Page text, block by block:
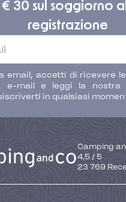
€ 30 sul soggiorno
registrazione
email, accetti di ricevere
e-mail e leggi la nostra
in qualsiasi
Camping
4,5 / 5
23 769